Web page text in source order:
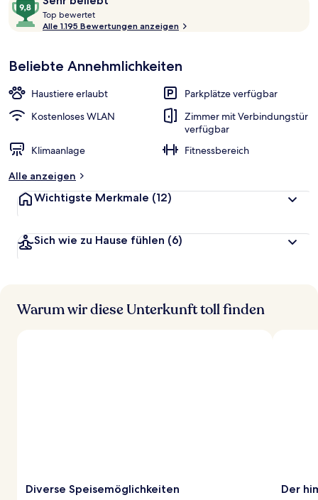
181 €.
von
10,
beliebt
Top bewertet
o
b
w
r
Alle 1.195 Bewertungen anzeigen
Beliebte Annehmlichkeiten
Haustiere erlaubt
Parkplätze verfügbar
Kostenloses WLAN
Zimmer mit Verbindungstür
verfügbar
Klimaanlage
Fitnessbereich
Alle anzeigen
Wichtigste Merkmale (12)
Sich wie zu Hause fühlen (6)
Warum wir diese Unterkunft toll finden
Diverse Speisemöglichkeiten Der